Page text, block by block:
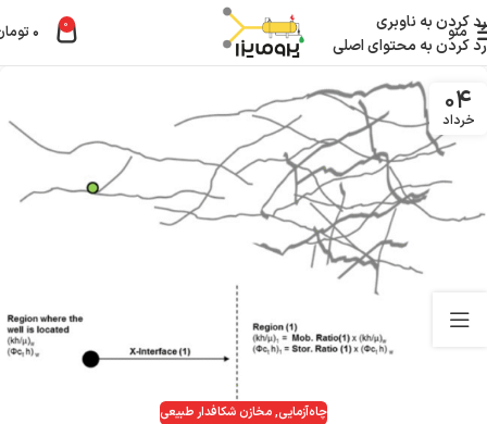
رد کردن به ناوبری
رد کردن به محتوای اصلی
منو 0 ۰
۰۴
خرداد
چاه‌آزمایی,مخازن شکافدار طبیعی